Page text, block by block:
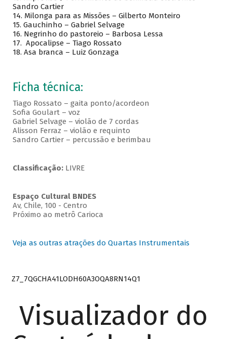
Sandro Cartier
14. Milonga para as Missões – Gilberto Monteiro
15. Gauchinho – Gabriel Selvage
16. Negrinho do pastoreio – Barbosa Lessa
17. Apocalipse – Tiago Rossato
18. Asa branca – Luiz Gonzaga
Ficha técnica:
Tiago Rossato – gaita ponto/acordeon
Sofia Goulart – voz
Gabriel Selvage – violão de 7 cordas
Alisson Ferraz – violão e requinto
Sandro Cartier – percussão e berimbau
Classificação:LIVRE
Espaço Cultural BNDES
Av, Chile, 100 - Centro
Próximo ao metrô Carioca
Veja as outras atrações do Quartas Instrumentais
Z7_7QGCHA41LODH60A3OQA8RN14Q1
Visualizador do